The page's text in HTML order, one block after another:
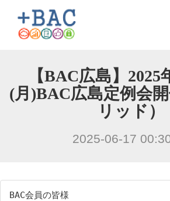
【BAC広島】2025
(月)BAC広島定例会
リッド）
2025-06-17
BAC会員の皆様